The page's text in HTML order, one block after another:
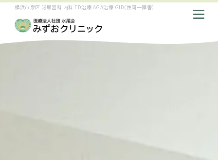
横浜市泉区 泌尿器科 内科 ED治療 AGA治療 GID(性同一障害）